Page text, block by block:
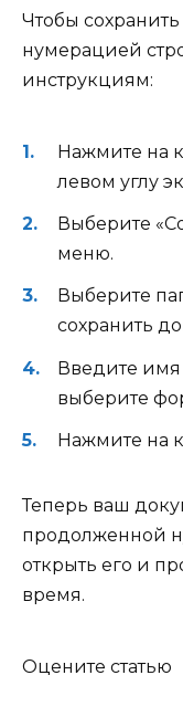
Чтобы
нумерацией
инструкциям:
Нажмите на
левом углу
Выберите
меню.
Выберите
сохранить
Введите
выберите
Нажмите на
Теперь ваш
продолженной
открыть его и
время.
Оцените статью